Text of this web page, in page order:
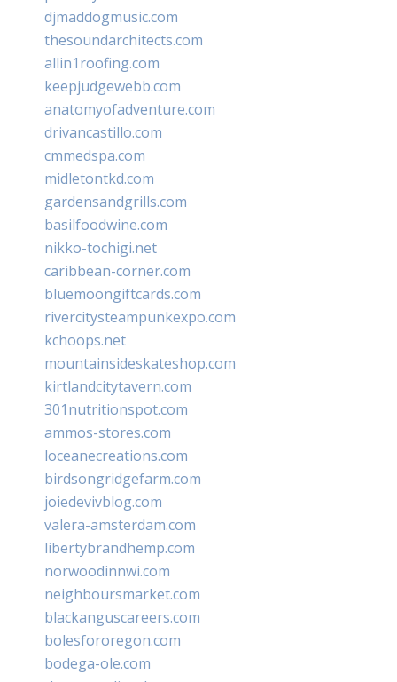
djmaddogmusic.com
thesoundarchitects.com
allin1roofing.com
keepjudgewebb.com
anatomyofadventure.com
drivancastillo.com
cmmedspa.com
midletontkd.com
gardensandgrills.com
basilfoodwine.com
nikko-tochigi.net
caribbean-corner.com
bluemoongiftcards.com
rivercitysteampunkexpo.com
kchoops.net
mountainsideskateshop.com
kirtlandcitytavern.com
301nutritionspot.com
ammos-stores.com
loceanecreations.com
birdsongridgefarm.com
joiedevivblog.com
valera-amsterdam.com
libertybrandhemp.com
norwoodinnwi.com
neighboursmarket.com
blackanguscareers.com
bolesfororegon.com
bodega-ole.com